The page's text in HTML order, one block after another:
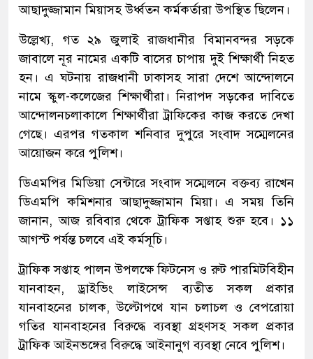
আছাদুজ্জামান মিয়াসহ উর্ধ্বতন কর্মকর্তারা উপস্থিত ছিলেন।
উল্লেখ্য, গত ২৯ জুলাই রাজধানীর বিমানবন্দর সড়কে
জাবালে নূর নামের একটি বাসের চাপায় দুই শিক্ষার্থী নিহত
হন। এ ঘটনায় রাজধানী ঢাকাসহ সারা দেশে আন্দোলনে
নামে স্কুল-কলেজের শিক্ষার্থীরা। নিরাপদ সড়কের দাবিতে
আন্দোলনচলাকালে শিক্ষার্থীরা ট্রাফিকের কাজ করতে দেখা
গেছে। এরপর গতকাল শনিবার দুপুরে সংবাদ সম্মেলনের
আয়োজন করে পুলিশ।
ডিএমপির মিডিয়া সেন্টারে সংবাদ সম্মেলনে বক্তব্য রাখেন
ডিএমপি কমিশনার আছাদুজ্জামান মিয়া। এ সময় তিনি
জানান, আজ রবিবার থেকে ট্রাফিক সপ্তাহ শুরু হবে। ১১
আগস্ট পর্যন্ত চলবে এই কর্মসূচি।
ট্রাফিক সপ্তাহ পালন উপলক্ষে ফিটনেস ও রুট পারমিটবিহীন
যানবাহন, ড্রাইভিং লাইসেন্স ব্যতীত সকল প্রকার
যানবাহনের চালক, উল্টোপথে যান চলাচল ও বেপরোয়া
গতির যানবাহনের বিরুদ্ধে ব্যবস্থা গ্রহণসহ সকল প্রকার
ট্রাফিক আইনভঙ্গের বিরুদ্ধে আইনানুগ ব্যবস্থা নেবে পুলিশ।